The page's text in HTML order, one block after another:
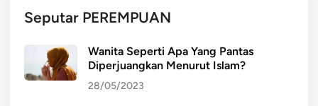
Seputar PEREMPUAN
Wanita Seperti Apa Yang Pantas
Diperjuangkan Menurut Islam?
28/05/2023